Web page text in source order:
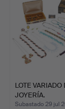
LOTE VARIADO
JOYERÍA.
Subastado 29 jul